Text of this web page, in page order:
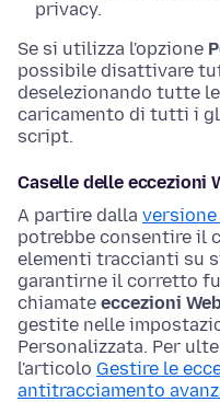
privacy.
Se si utilizza l'opzione
possibile disattivare
deselezionando tutte
caricamento di tutti i
script.
Caselle delle eccezioni
A partire dalla
potrebbe consentire il
elementi traccianti su
garantirne il corretto
chiamate eccezioni
gestite nelle
Personalizzata. Per
l'articolo Gestire le
antitracciamento